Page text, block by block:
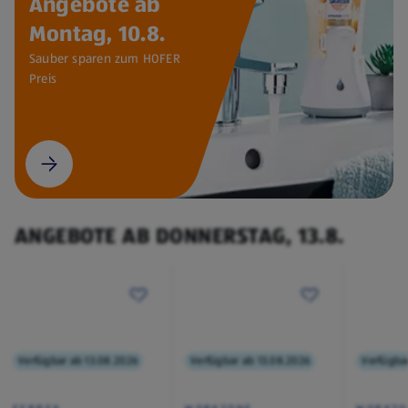
Montag, 10.8.
Sauber sparen zum HOFER
Preis
ANGEBOTE AB DONNERSTAG, 13.8.
Verfügbar ab 13.08.2026 Verfügbar ab 13.08.2026